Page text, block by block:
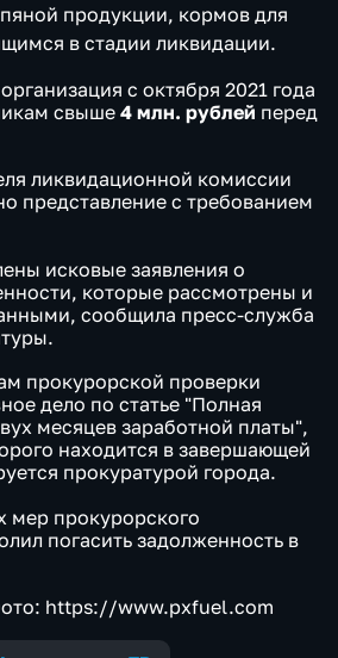
продукции, кормов для
в стадии ликвидации.
с октября 2021 года
свыше4 млн. рублей перед
ликвидационной комиссии
представление с требованием
исковые заявления о
которые рассмотрены и
сообщила пресс-служба
прокурорской проверки
дело по статье "Полная
месяцев заработной платы",
находится в завершающей
прокуратурой города.
мер прокурорского
погасить задолженность в
https://www.pxfuel.com